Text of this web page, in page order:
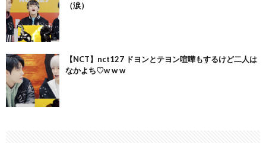
（涙）
【NCT】nct127 ドヨンとテヨン喧嘩もするけど二人は
なかよち♡w w w